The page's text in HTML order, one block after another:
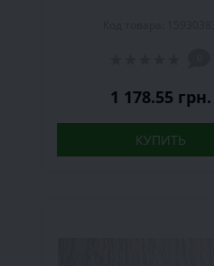
1 178.55 грн.
КУПИТЬ